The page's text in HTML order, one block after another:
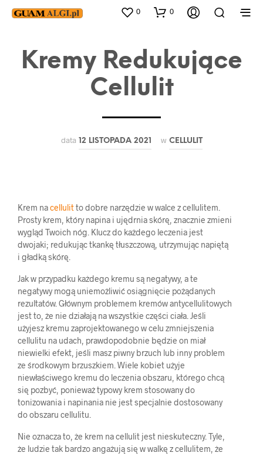
0 0
Kremy Redukujące
Cellulit
data 12 LISTOPADA 2021 w CELLULIT
Krem nacellulitto dobre narzędzie w walce z cellulitem.
Prosty krem, który napina i ujędrnia skórę, znacznie zmieni
wygląd Twoich nóg. Klucz do każdego leczenia jest
dwojaki; redukując tkankę tłuszczową, utrzymując napiętą
i gładką skórę.
Jak w przypadku każdego kremu są negatywy, a te
negatywy mogą uniemożliwić osiągnięcie pożądanych
rezultatów. Głównym problemem kremów antycellulitowych
jest to, że nie działają na wszystkie części ciała. Jeśli
użyjesz kremu zaprojektowanego w celu zmniejszenia
cellulitu na udach, prawdopodobnie będzie on miał
niewielki efekt, jeśli masz piwny brzuch lub inny problem
ze środkowym brzuszkiem. Wiele kobiet użyje
niewłaściwego kremu do leczenia obszaru, którego chcą
się pozbyć, ponieważ typowy krem stosowany do
tonizowania i napinania nie jest specjalnie dostosowany
do obszaru cellulitu.
Nie oznacza to, że krem na cellulit jest nieskuteczny. Tyle,
że ludzie tak bardzo angażują się w walkę z cellulitem, że